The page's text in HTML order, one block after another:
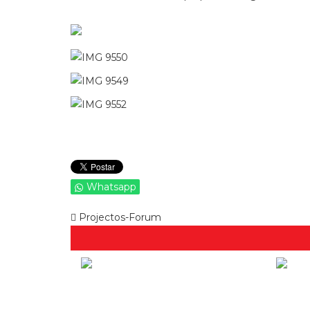
Whatsapp
Projectos-Forum